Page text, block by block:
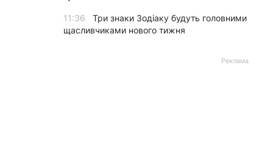
11:36
Три знаки Зодіаку будуть головними
щасливчиками нового тижня
Реклама